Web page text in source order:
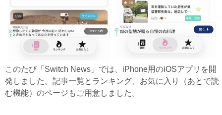
このたび「Switch News」では、iPhone用のiOSアプリを開
発しました。記事一覧とランキング、お気に入り（あとで読
む機能）のページもご用意しました。